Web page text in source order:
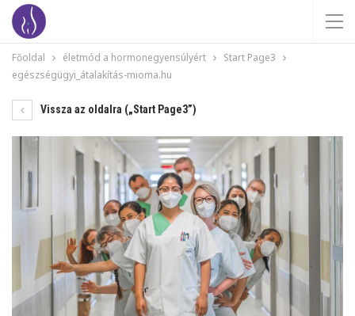
Főoldal életmód a hormonegyensúlyért
Start Page3
egészségügyi_átalakítás-mioma.hu
Vissza az oldalra („Start Page3”)